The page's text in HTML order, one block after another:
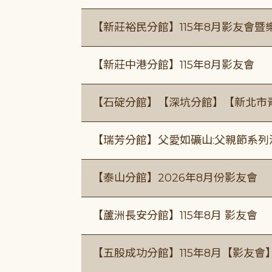
【新莊裕民分館】115年8月影友會暨
【新莊中港分館】115年8月影友會
【石碇分館】【深坑分館】【新北
【瑞芳分館】父愛如礦山:父親節系
【泰山分館】2026年8月份影友會
【蘆洲長安分館】115年8月 影友會
【五股成功分館】115年8月【影友會